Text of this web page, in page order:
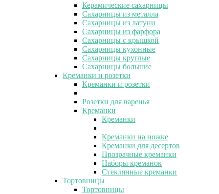
Керамические сахарницы
Сахарницы из металла
Сахарницы из латуни
Сахарницы из фарфора
Сахарницы с крышкой
Сахарницы кухонные
Сахарницы круглые
Сахарницы большие
Креманки и розетки
Креманки и розетки
Розетки для варенья
Креманки
Креманки
Креманки на ножке
Креманки для десертов
Прозрачные креманки
Наборы креманок
Стеклянные креманки
Тортовницы
Тортовницы